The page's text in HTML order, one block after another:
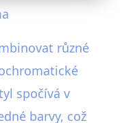
různé
spočívá v
barvy, což